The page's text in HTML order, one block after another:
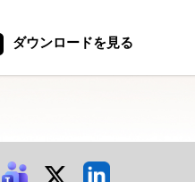
ダウンロードを見る